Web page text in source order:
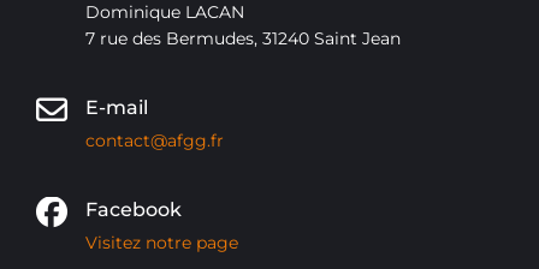
Dominique LACAN
7 rue des Bermudes, 31240 Saint Jean
E-mail
contact@afgg.fr
Facebook
Visitez notre page